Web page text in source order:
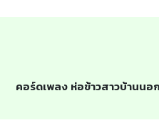
คอร์ดเพลง ห่อข้าวสาวบ้านนอก